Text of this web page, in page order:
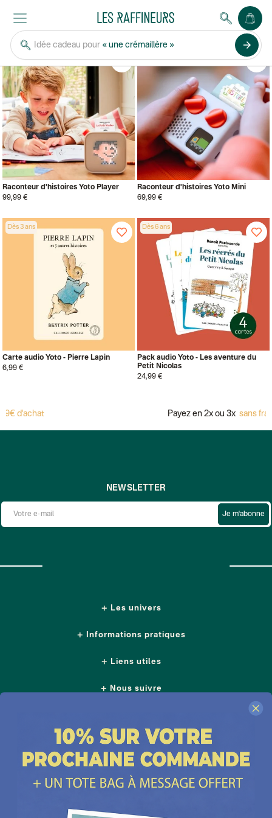
Idée cadeau pour « une crémaillère » arrow_forward
YOTO
Bestseller
Raconteur d'histoires Yoto Player
99,99 €
Raconteur d'histoires Yoto Mini
69,99 €
Dès 3 ans
Carte audio Yoto - Pierre Lapin
6,99 €
Dès 6 ans
Pack audio Yoto - Les aventure du
Petit Nicolas
24,99 €
d'achat Payez en 2x ou 3x sans frais
Les univers
Informations pratiques
Liens utiles
NEWSLETTER
Je m'abonne
Nous suivre
Contactez-nous
Plus d'idées cadeaux
Depuis 2014, Les Raffineurs proposent une sélection de produits pour dénicher